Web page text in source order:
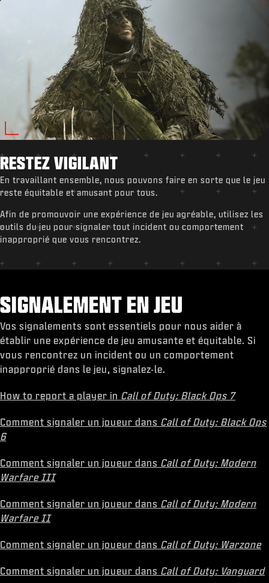
RESTEZ VIGILANT
En travaillant ensemble, nous pouvons faire en sorte que le jeu
reste équitable et amusant pour tous.
Afin de promouvoir une expérience de jeu agréable, utilisez les
outils du jeu pour signaler tout incident ou comportement
inapproprié que vous rencontrez.
SIGNALEMENT EN JEU
Vos signalements sont essentiels pour nous aider à
établir une expérience de jeu amusante et équitable. Si
vous rencontrez un incident ou un comportement
inapproprié dans le jeu, signalez-le.
How to report a player in Call of Duty: Black Ops 7
Comment signaler un joueur dans Call of Duty: Black Ops
6
Comment signaler un joueur dans Call of Duty: Modern
Warfare III
Comment signaler un joueur dans Call of Duty: Modern
Warfare II
Comment signaler un joueur dans Call of Duty: Warzone
Comment signaler un joueur dans Call of Duty: Vanguard